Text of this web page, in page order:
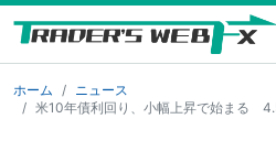
ホーム
ニュース
米10年債利回り、小幅上昇で始まる